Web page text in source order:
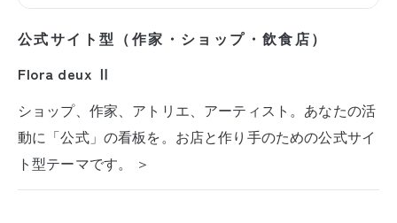
公式サイト型（作家・ショップ・飲食店）
Flora deux Ⅱ
ショップ、作家、アトリエ、アーティスト。あなたの活
動に「公式」の看板を。お店と作り手のための公式サイ
ト型テーマです。 ＞